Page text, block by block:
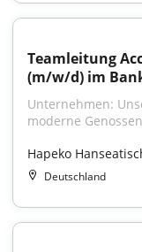
Teamleitung
(m/w/d) im
Unternehmen:
moderne
Hapeko
Deutschland